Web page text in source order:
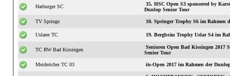
Harburger SC
35. HSC Open S3 sponsered by
Dunlop Senior Tour
TV Springe 10. Springer Trophy S6 im Rahmen
Uslarer TC 19. Bergbräu Trophy Uslar S4 im
TC RW Bad Kissingen
Senioren Open Bad Kissingen 2017
Senior Tour
Meidericher TC 03 its-Open 2017 im Rahmen der